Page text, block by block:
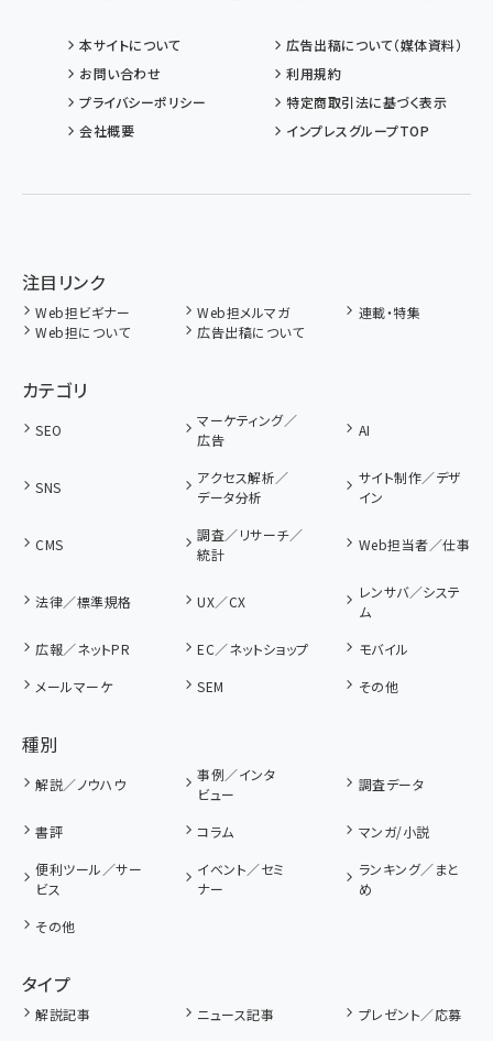
本サイトについて
広告出稿について（媒体資料）
お問い合わせ
利用規約
プライバシーポリシー
特定商取引法に基づく表示
会社概要
インプレスグループTOP
注目リンク
Web担ビギナー Web担メルマガ
連載・特集
Web担について
広告出稿について
カテゴリ
SEO
マーケティング／
広告
AI
SNS
アクセス解析／
データ分析
サイト制作／デザ
イン
CMS
調査／リサーチ／
統計
Web担当者／仕事
法律／標準規格 UX／CX
レンサバ／システ
ム
広報／ネットPR
EC／ネットショップ
モバイル
メールマーケ
SEM その他
種別
解説／ノウハウ
事例／インタ
ビュー
調査データ
書評 コラム
マンガ/小説
便利ツール／サー
ビス
イベント／セミ
ナー
ランキング／まと
め
その他
タイプ
解説記事 ニュース記事 プレゼント／応募